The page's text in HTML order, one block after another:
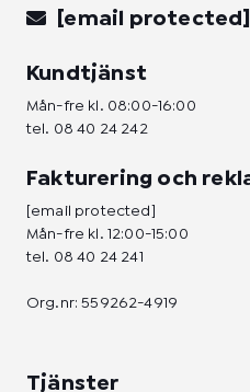
[email protected]
Kundtjänst
Mån-fre kl. 08:00-16:00
tel. 08 40 24 242
Fakturering och
[email protected]
Mån-fre kl. 12:00-15:00
tel. 08 40 24 241
Org.nr: 559262-4919
Tjänster